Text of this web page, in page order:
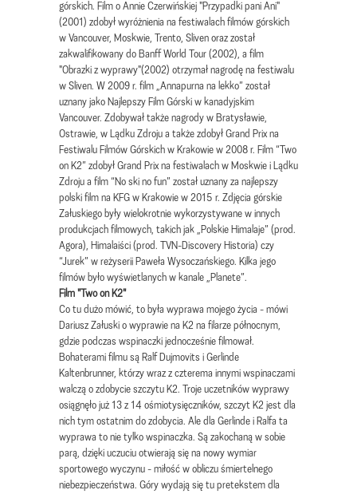
górskich. Film o Annie Czerwińskiej "Przypadki pani Ani"
(2001) zdobył wyróżnienia na festiwalach filmów górskich
w Vancouver, Moskwie, Trento, Sliven oraz został
zakwalifikowany do Banff World Tour (2002), a film
"Obrazki z wyprawy"(2002) otrzymał nagrodę na festiwalu
w Sliven. W 2009 r. film „Annapurna na lekko” został
uznany jako Najlepszy Film Górski w kanadyjskim
Vancouver. Zdobywał także nagrody w Bratysławie,
Ostrawie, w Lądku Zdroju a także zdobył Grand Prix na
Festiwalu Filmów Górskich w Krakowie w 2008 r. Film “Two
on K2” zdobył Grand Prix na festiwalach w Moskwie i Lądku
Zdroju a film “No ski no fun” został uznany za najlepszy
polski film na KFG w Krakowie w 2015 r. Zdjęcia górskie
Załuskiego były wielokrotnie wykorzystywane w innych
produkcjach filmowych, takich jak „Polskie Himalaje” (prod.
Agora), Himalaiści (prod. TVN-Discovery Historia) czy
“Jurek” w reżyserii Paweła Wysoczańskiego. Kilka jego
filmów było wyświetlanych w kanale „Planete”.
Film "Two on K2"
Co tu dużo mówić, to była wyprawa mojego życia - mówi
Dariusz Załuski o wyprawie na K2 na filarze północnym,
gdzie podczas wspinaczki jednocześnie filmował.
Bohaterami filmu są Ralf Dujmovits i Gerlinde
Kaltenbrunner, którzy wraz z czterema innymi wspinaczami
walczą o zdobycie szczytu K2. Troje uczetników wyprawy
osiągnęło już 13 z 14 ośmiotysięczników, szczyt K2 jest dla
nich tym ostatnim do zdobycia. Ale dla Gerlinde i Ralfa ta
wyprawa to nie tylko wspinaczka. Są zakochaną w sobie
parą, dzięki uczuciu otwierają się na nowy wymiar
sportowego wyczynu - miłość w obliczu śmiertelnego
niebezpieczeństwa. Góry wydają się tu pretekstem dla